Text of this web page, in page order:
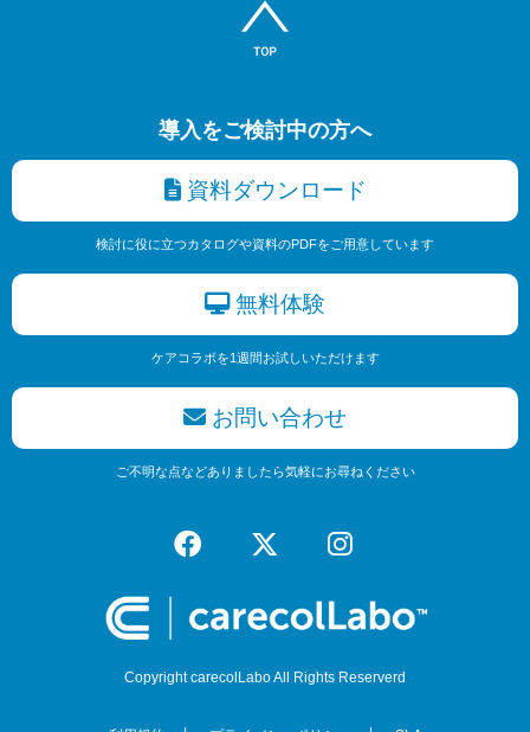
導入をご検討中の方へ
資料ダウンロード
検討に役に立つカタログや資料のPDFをご用意しています
無料体験
ケアコラボを1週間お試しいただけます
お問い合わせ
ご不明な点などありましたら気軽にお尋ねください
Copyright carecolLabo All Rights Reserverd